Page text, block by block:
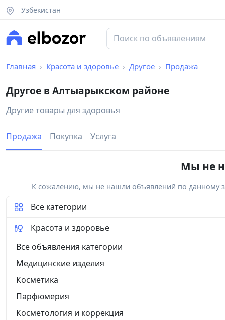
Узбекистан
Главная Красота и здоровье Другое Продажа
Другое в Алтыарыкском районе
Другие товары для здоровья
Продажа Покупка Услуга
Мы не
К сожалению, мы не нашли объявлений по данному
Все категории
Красота и здоровье
Все объявления категории
Медицинские изделия
Косметика
Парфюмерия
Косметология и коррекция